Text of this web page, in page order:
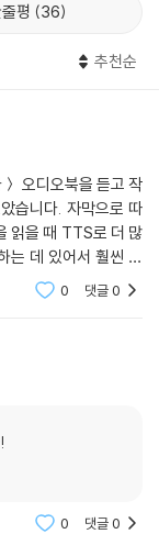
. 그런 그들이 공통
고 쓸모없음이다. 특
앎이 된다. 호기심에
, 새로운 돌파구를
도 호기심이 그 근
학상을 수상한 이후
상을 받든 말든, 아직
수적인 가치다. 현
시에는 어떻게 쓰일
자들은 외친다. 호
기술을 위해 물리
알게 된다면, 그 자
평 36
추천순
오디오북을 듣고 작
습니다. 자막으로 따
읽을 때 TTS로 더 많
는 데 있어서 훨씬 좋
오디오북으로 들을
0 댓글0
0 댓글0